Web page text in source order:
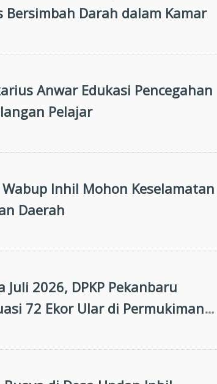
Bersimbah Darah dalam Kamar
Anwar Edukasi Pencegahan
Pelajar
Wabup Inhil Mohon Keselamatan
Daerah
Juli 2026, DPKP Pekanbaru
72 Ekor Ular di Permukiman